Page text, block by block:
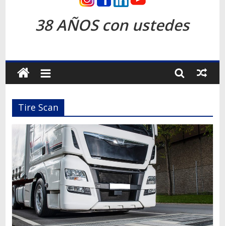
Revista
Transporte
Terrestre
Autos,
camiones,
motos,
información
del
mundo
del
transporte
38 AÑOS con ustedes
Tire Scan